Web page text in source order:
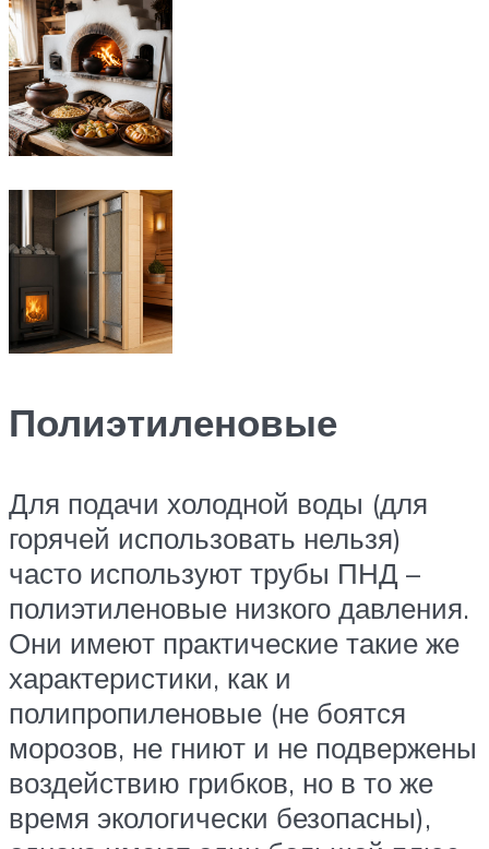
Полиэтиленовые
Для подачи холодной воды (для
горячей использовать нельзя)
часто используют трубы ПНД –
полиэтиленовые низкого давления.
Они имеют практические такие же
характеристики, как и
полипропиленовые (не боятся
морозов, не гниют и не подвержены
воздействию грибков, но в то же
время экологически безопасны),